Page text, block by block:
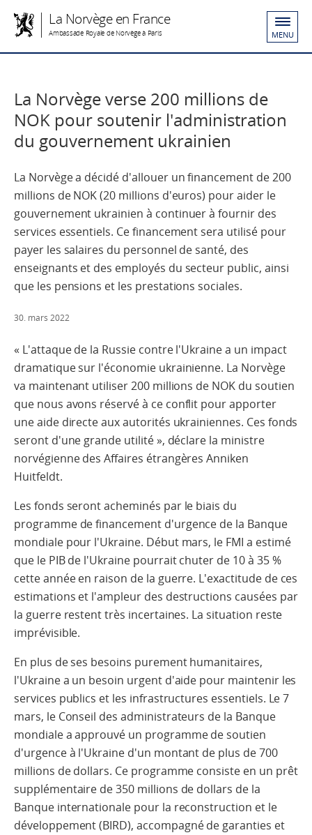
La Norvège en France
Ambassade Royale de Norvège à Paris MENU
La Norvège verse 200 millions de
NOK pour soutenir l'administration
du gouvernement ukrainien
La Norvège a décidé d'allouer un financement de 200
millions de NOK (20 millions d'euros) pour aider le
gouvernement ukrainien à continuer à fournir des
services essentiels. Ce financement sera utilisé pour
payer les salaires du personnel de santé, des
enseignants et des employés du secteur public, ainsi
que les pensions et les prestations sociales.
30. mars 2022
« L'attaque de la Russie contre l'Ukraine a un impact
dramatique sur l'économie ukrainienne. La Norvège
va maintenant utiliser 200 millions de NOK du soutien
que nous avons réservé à ce conflit pour apporter
une aide directe aux autorités ukrainiennes. Ces fonds
seront d'une grande utilité », déclare la ministre
norvégienne des Affaires étrangères Anniken
Huitfeldt.
Les fonds seront acheminés par le biais du
programme de financement d'urgence de la Banque
mondiale pour l'Ukraine. Début mars, le FMI a estimé
que le PIB de l'Ukraine pourrait chuter de 10 à 35 %
cette année en raison de la guerre. L'exactitude de ces
estimations et l'ampleur des destructions causées par
la guerre restent très incertaines. La situation reste
imprévisible.
En plus de ses besoins purement humanitaires,
l'Ukraine a un besoin urgent d'aide pour maintenir les
services publics et les infrastructures essentiels. Le 7
mars, le Conseil des administrateurs de la Banque
mondiale a approuvé un programme de soutien
d'urgence à l'Ukraine d'un montant de plus de 700
millions de dollars. Ce programme consiste en un prêt
supplémentaire de 350 millions de dollars de la
Banque internationale pour la reconstruction et le
développement (BIRD), accompagné de garanties et